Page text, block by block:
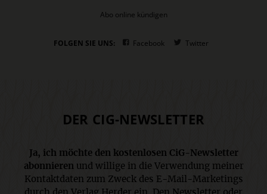
Abo online kündigen
FOLGEN SIE UNS: Facebook Twitter
DER CIG-NEWSLETTER
Ja, ich möchte den kostenlosen CiG-Newsletter
abonnierenund willige in die Verwendung meiner
Kontaktdaten zum Zweck des E-Mail-Marketings